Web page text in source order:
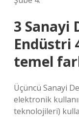
3 Sanayi
Endüstri
temel
Üçüncü Sanayi
elektronik
teknolojileri)